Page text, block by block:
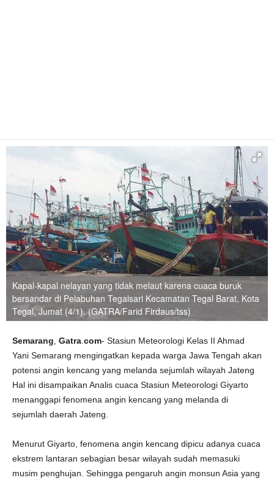
Kapal-kapal nelayan yang tidak melaut karena cuaca buruk
bersandar di Pelabuhan Tegalsari Kecamatan Tegal Barat, Kota
Tegal, Jumat (4/1). (GATRA/Farid Firdaus/tss)
Semarang Gatra com- Stasiun Meteorologi Kelas II Ahmad
Yani Semarang mengingatkan kepada warga Jawa Tengah akan
potensi angin kencang yang melanda sejumlah wilayah Jateng
Hal ini disampaikan Analis cuaca Stasiun Meteorologi Giyarto
menanggapi fenomena angin kencang yang melanda di
sejumlah daerah Jateng.
Menurut Giyarto, fenomena angin kencang dipicu adanya cuaca
ekstrem lantaran sebagian besar wilayah sudah memasuki
musim penghujan. Sehingga pengaruh angin monsun Asia yang